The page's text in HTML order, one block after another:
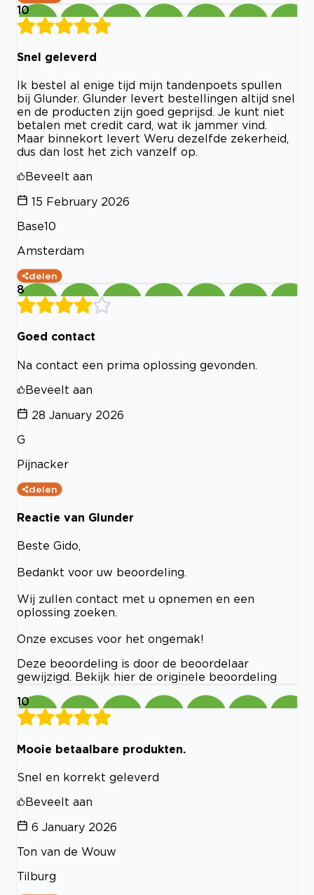
10
Snel geleverd
Ik bestel al enige tijd mijn tandenpoets spullen
bij Glunder. Glunder levert bestellingen altijd snel
en de producten zijn goed geprijsd. Je kunt niet
betalen met credit card, wat ik jammer vind.
Maar binnekort levert Weru dezelfde zekerheid,
dus dan lost het zich vanzelf op.
Beveelt aan
15 February 2026
Base10
Amsterdam
delen
8
Goed contact
Na contact een prima oplossing gevonden.
Beveelt aan
28 January 2026
G
Pijnacker
delen
Reactie van Glunder
Beste Gido,
Bedankt voor uw beoordeling.
Wij zullen contact met u opnemen en een
oplossing zoeken.
Onze excuses voor het ongemak!
Deze beoordeling is door de beoordelaar
gewijzigd. Bekijk hier de originele beoordeling
10
Mooie betaalbare produkten.
Snel en korrekt geleverd
Beveelt aan
6 January 2026
Ton van de Wouw
Tilburg